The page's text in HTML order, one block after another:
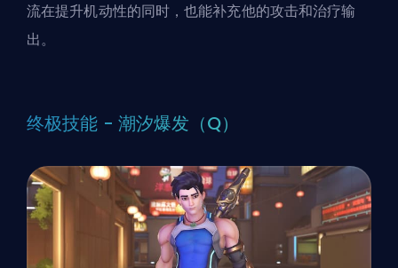
流在提升机动性的同时，也能补充他的攻击和治疗输
出。
终极技能 - 潮汐爆发（Q）